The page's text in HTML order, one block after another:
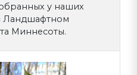
у наших
Ландшафтном
Миннесоты.